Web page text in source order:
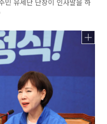
민 유세단 단장이 인사말을 하